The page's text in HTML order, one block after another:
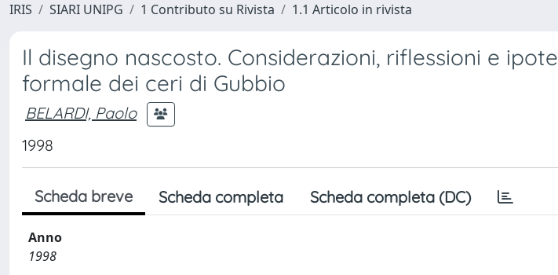
IRIS SIARI UNIPG 1 Contributo su Rivista 1.1 Articolo in rivista
Il disegno nascosto. Considerazioni, riflessioni e
formale dei ceri di Gubbio
BELARDI, Paolo
1998
Scheda breve Scheda completa Scheda completa (DC)
Anno
1998